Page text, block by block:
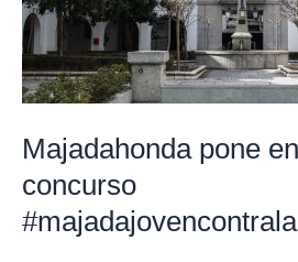
Majadahonda pone
concurso
el
concurso
#majadajovencontralacovid